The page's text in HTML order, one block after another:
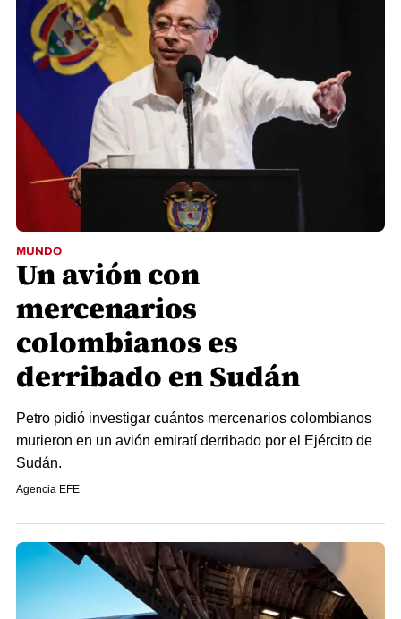
MUNDO
Un avión con
mercenarios
colombianos es
derribado en Sudán
Petro pidió investigar cuántos mercenarios colombianos
murieron en un avión emiratí derribado por el Ejército de
Sudán.
Agencia EFE